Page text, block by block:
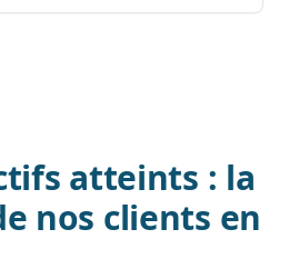
atteints : la
nos clients en